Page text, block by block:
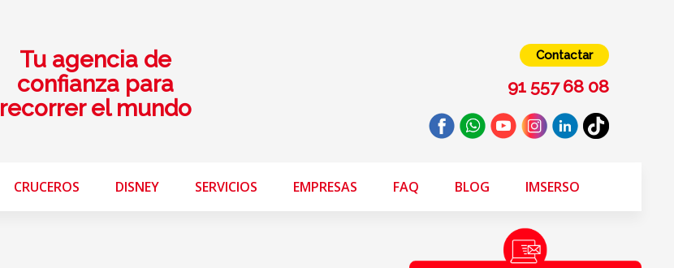
Tu agencia de
confianza para
recorrer el mundo
Contactar
91 557 68 08
CRUCEROS DISNEY SERVICIOS EMPRESAS FAQ BLOG IMSERSO